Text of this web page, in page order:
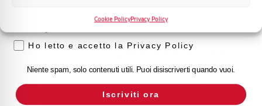
Cookie PolicyPrivacy Policy
Montaggio qualsiasi (tranne sottosopra)
Stato Acquistabile
Ho letto e accetto la Privacy Policy
Niente spam, solo contenuti utili. Puoi disiscriverti quando vuoi.
Iscriviti ora